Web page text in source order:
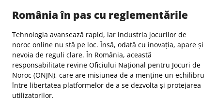
România în pas cu reglementările
Tehnologia avansează rapid, iar industria jocurilor de
noroc online nu stă pe loc. Însă, odată cu inovația, apare și
nevoia de reguli clare. În România, această
responsabilitate revine Oficiului Național pentru Jocuri de
Noroc (ONJN), care are misiunea de a menține un echilibru
între libertatea platformelor de a se dezvolta și protejarea
utilizatorilor.